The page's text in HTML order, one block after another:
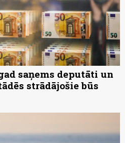
saņems deputāti un
strādājošie būs